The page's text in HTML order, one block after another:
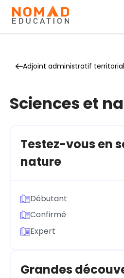
Adjoint administratif territorial
Sciences et
Testez-vous en
nature
Débutant
Confirmé
Expert
Grandes